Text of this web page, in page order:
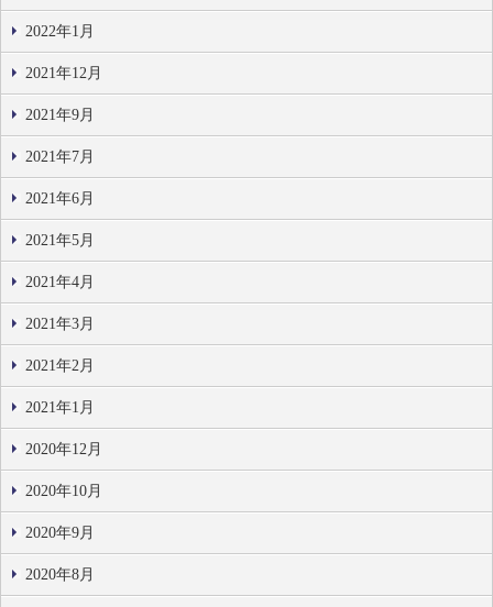
2022年1月
2021年12月
2021年9月
2021年7月
2021年6月
2021年5月
2021年4月
2021年3月
2021年2月
2021年1月
2020年12月
2020年10月
2020年9月
2020年8月